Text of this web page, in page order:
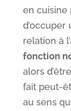
en cuisine
d’occuper
relation à
fonction
alors
fait peut-
au sens